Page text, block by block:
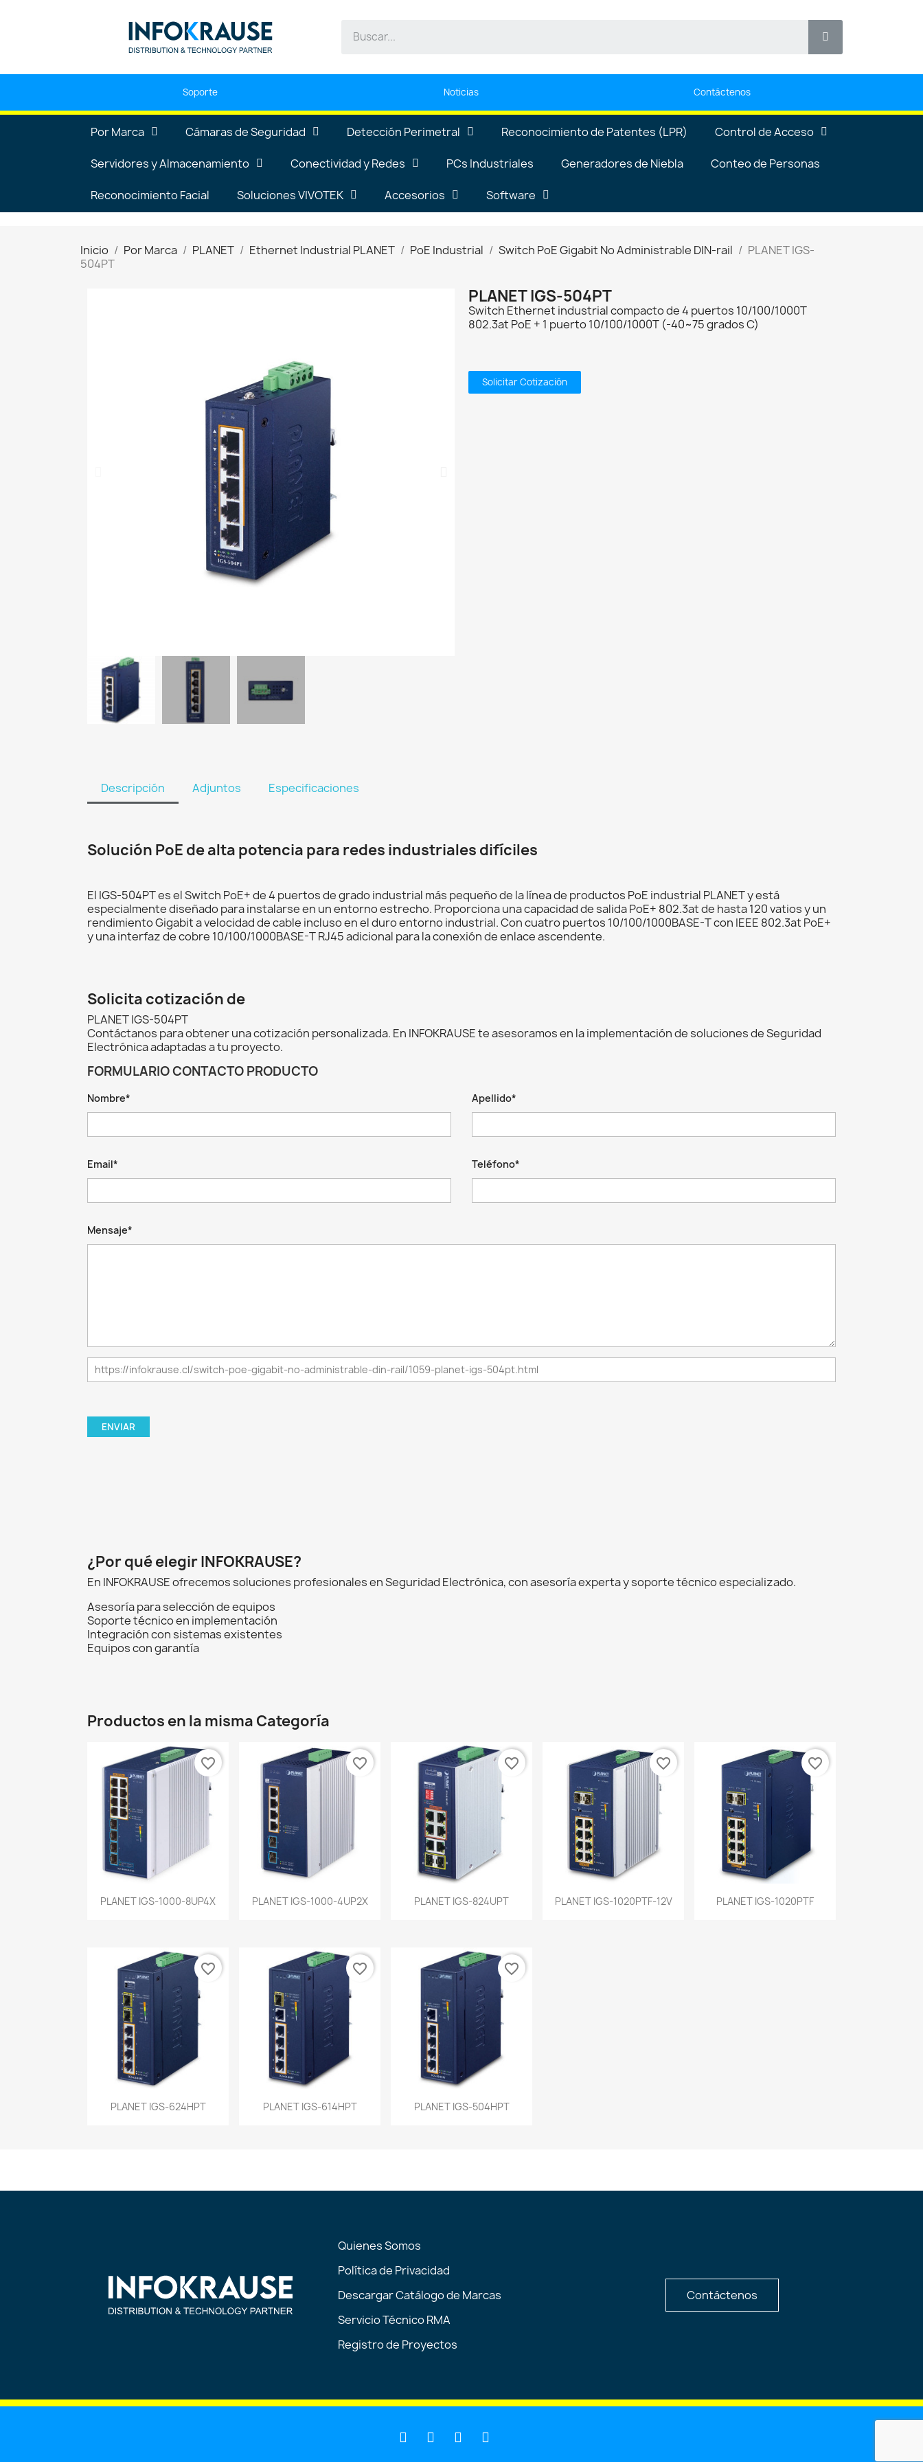
Soporte Noticias Contáctenos
Por Marca Cámaras de Seguridad Detección Perimetral Reconocimiento de Patentes (LPR) Control de Acceso
Servidores y Almacenamiento Conectividad y Redes PCs Industriales Generadores de Niebla Conteo de Personas
Reconocimiento Facial Soluciones VIVOTEK Accesorios Software
Inicio Por Marca PLANET Ethernet Industrial PLANET PoE Industrial Switch PoE Gigabit No Administrable DIN-rail
PLANET IGS-
504PT
PLANET IGS-504PT
Switch Ethernet industrial compacto de 4 puertos 10/100/1000T
802.3at PoE + 1 puerto 10/100/1000T (-40~75 grados C)
Solicitar Cotización
Descripción Adjuntos Especificaciones
Solución PoE de alta potencia para redes industriales difíciles
El IGS-504PT es el Switch PoE+ de 4 puertos de grado industrial más pequeño de la línea de productos PoE industrial PLANET y está
especialmente diseñado para instalarse en un entorno estrecho. Proporciona una capacidad de salida PoE+ 802.3at de hasta 120 vatios y un
rendimiento Gigabit a velocidad de cable incluso en el duro entorno industrial. Con cuatro puertos 10/100/1000BASE-T con IEEE 802.3at PoE+
y una interfaz de cobre 10/100/1000BASE-T RJ45 adicional para la conexión de enlace ascendente.
Solicita cotización de
PLANET IGS-504PT
Contáctanos para obtener una cotización personalizada. En INFOKRAUSE te asesoramos en la implementación de soluciones de Seguridad
Electrónica adaptadas a tu proyecto.
FORMULARIO CONTACTO PRODUCTO
Nombre* Apellido*
Email* Teléfono*
Mensaje*
¿Por qué elegir INFOKRAUSE?
En INFOKRAUSE ofrecemos soluciones profesionales en Seguridad Electrónica, con asesoría experta y soporte técnico especializado.
Asesoría para selección de equipos
Soporte técnico en implementación
Integración con sistemas existentes
Equipos con garantía
Productos en la misma Categoría
Vista rápida
PLANET IGS-1000-8UP4X
favorite_border
Vista rápida
PLANET IGS-1000-4UP2X
favorite_border
Vista rápida
PLANET IGS-824UPT
favorite_border
Vista rápida
PLANET IGS-1020PTF-12V
favorite_border
Vista rápida
PLANET IGS-1020PTF
favorite_border
Vista rápida
PLANET IGS-624HPT
favorite_border
Vista rápida
PLANET IGS-614HPT
favorite_border
Vista rápida
PLANET IGS-504HPT
favorite_border
Quienes Somos
Política de Privacidad
Descargar Catálogo de Marcas
Servicio Técnico RMA
Registro de Proyectos
Contáctenos